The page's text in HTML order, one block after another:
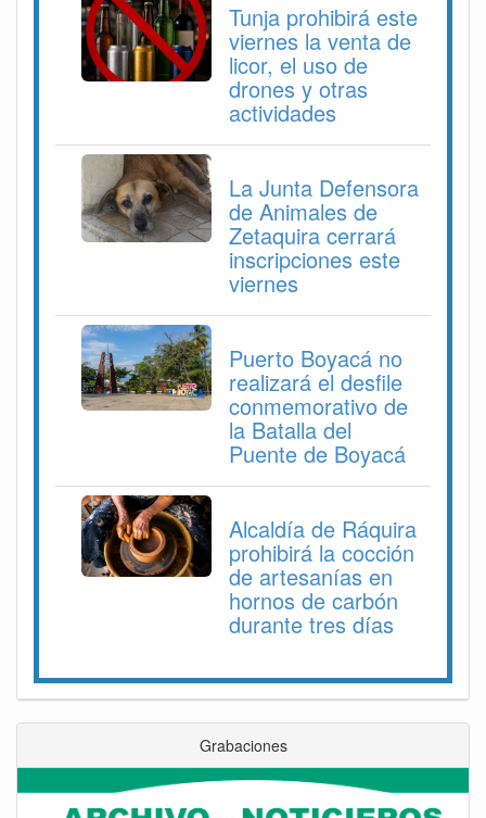
Tunja prohibirá este
viernes la venta de
licor, el uso de
drones y otras
actividades
La Junta Defensora
de Animales de
Zetaquira cerrará
inscripciones este
viernes
Puerto Boyacá no
realizará el desfile
conmemorativo de
la Batalla del
Puente de Boyacá
Alcaldía de Ráquira
prohibirá la cocción
de artesanías en
hornos de carbón
durante tres días
Grabaciones